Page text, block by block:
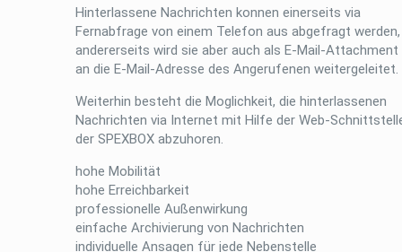
Hinterlassene Nachrichten konnen einerseits via
Fernabfrage von einem Telefon aus abgefragt werden,
andererseits wird sie aber auch als E-Mail-Attachment
an die E-Mail-Adresse des Angerufenen weitergeleitet.
Weiterhin besteht die Moglichkeit, die hinterlassenen
Nachrichten via Internet mit Hilfe der Web-
der SPEXBOX abzuhoren.
hohe Mobilität
hohe Erreichbarkeit
professionelle Außenwirkung
einfache Archivierung von Nachrichten
individuelle Ansagen für jede Nebenstelle